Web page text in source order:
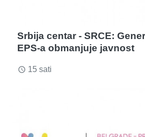
Srbija centar - SRCE:
EPS-a obmanjuje javnost
access_time 15 sati